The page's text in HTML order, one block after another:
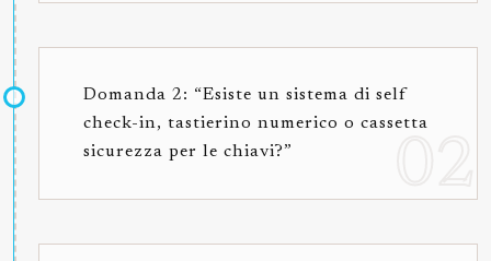
Domanda 2: “Esiste un sistema di self
check-in, tastierino numerico o cassetta
sicurezza per le chiavi?”